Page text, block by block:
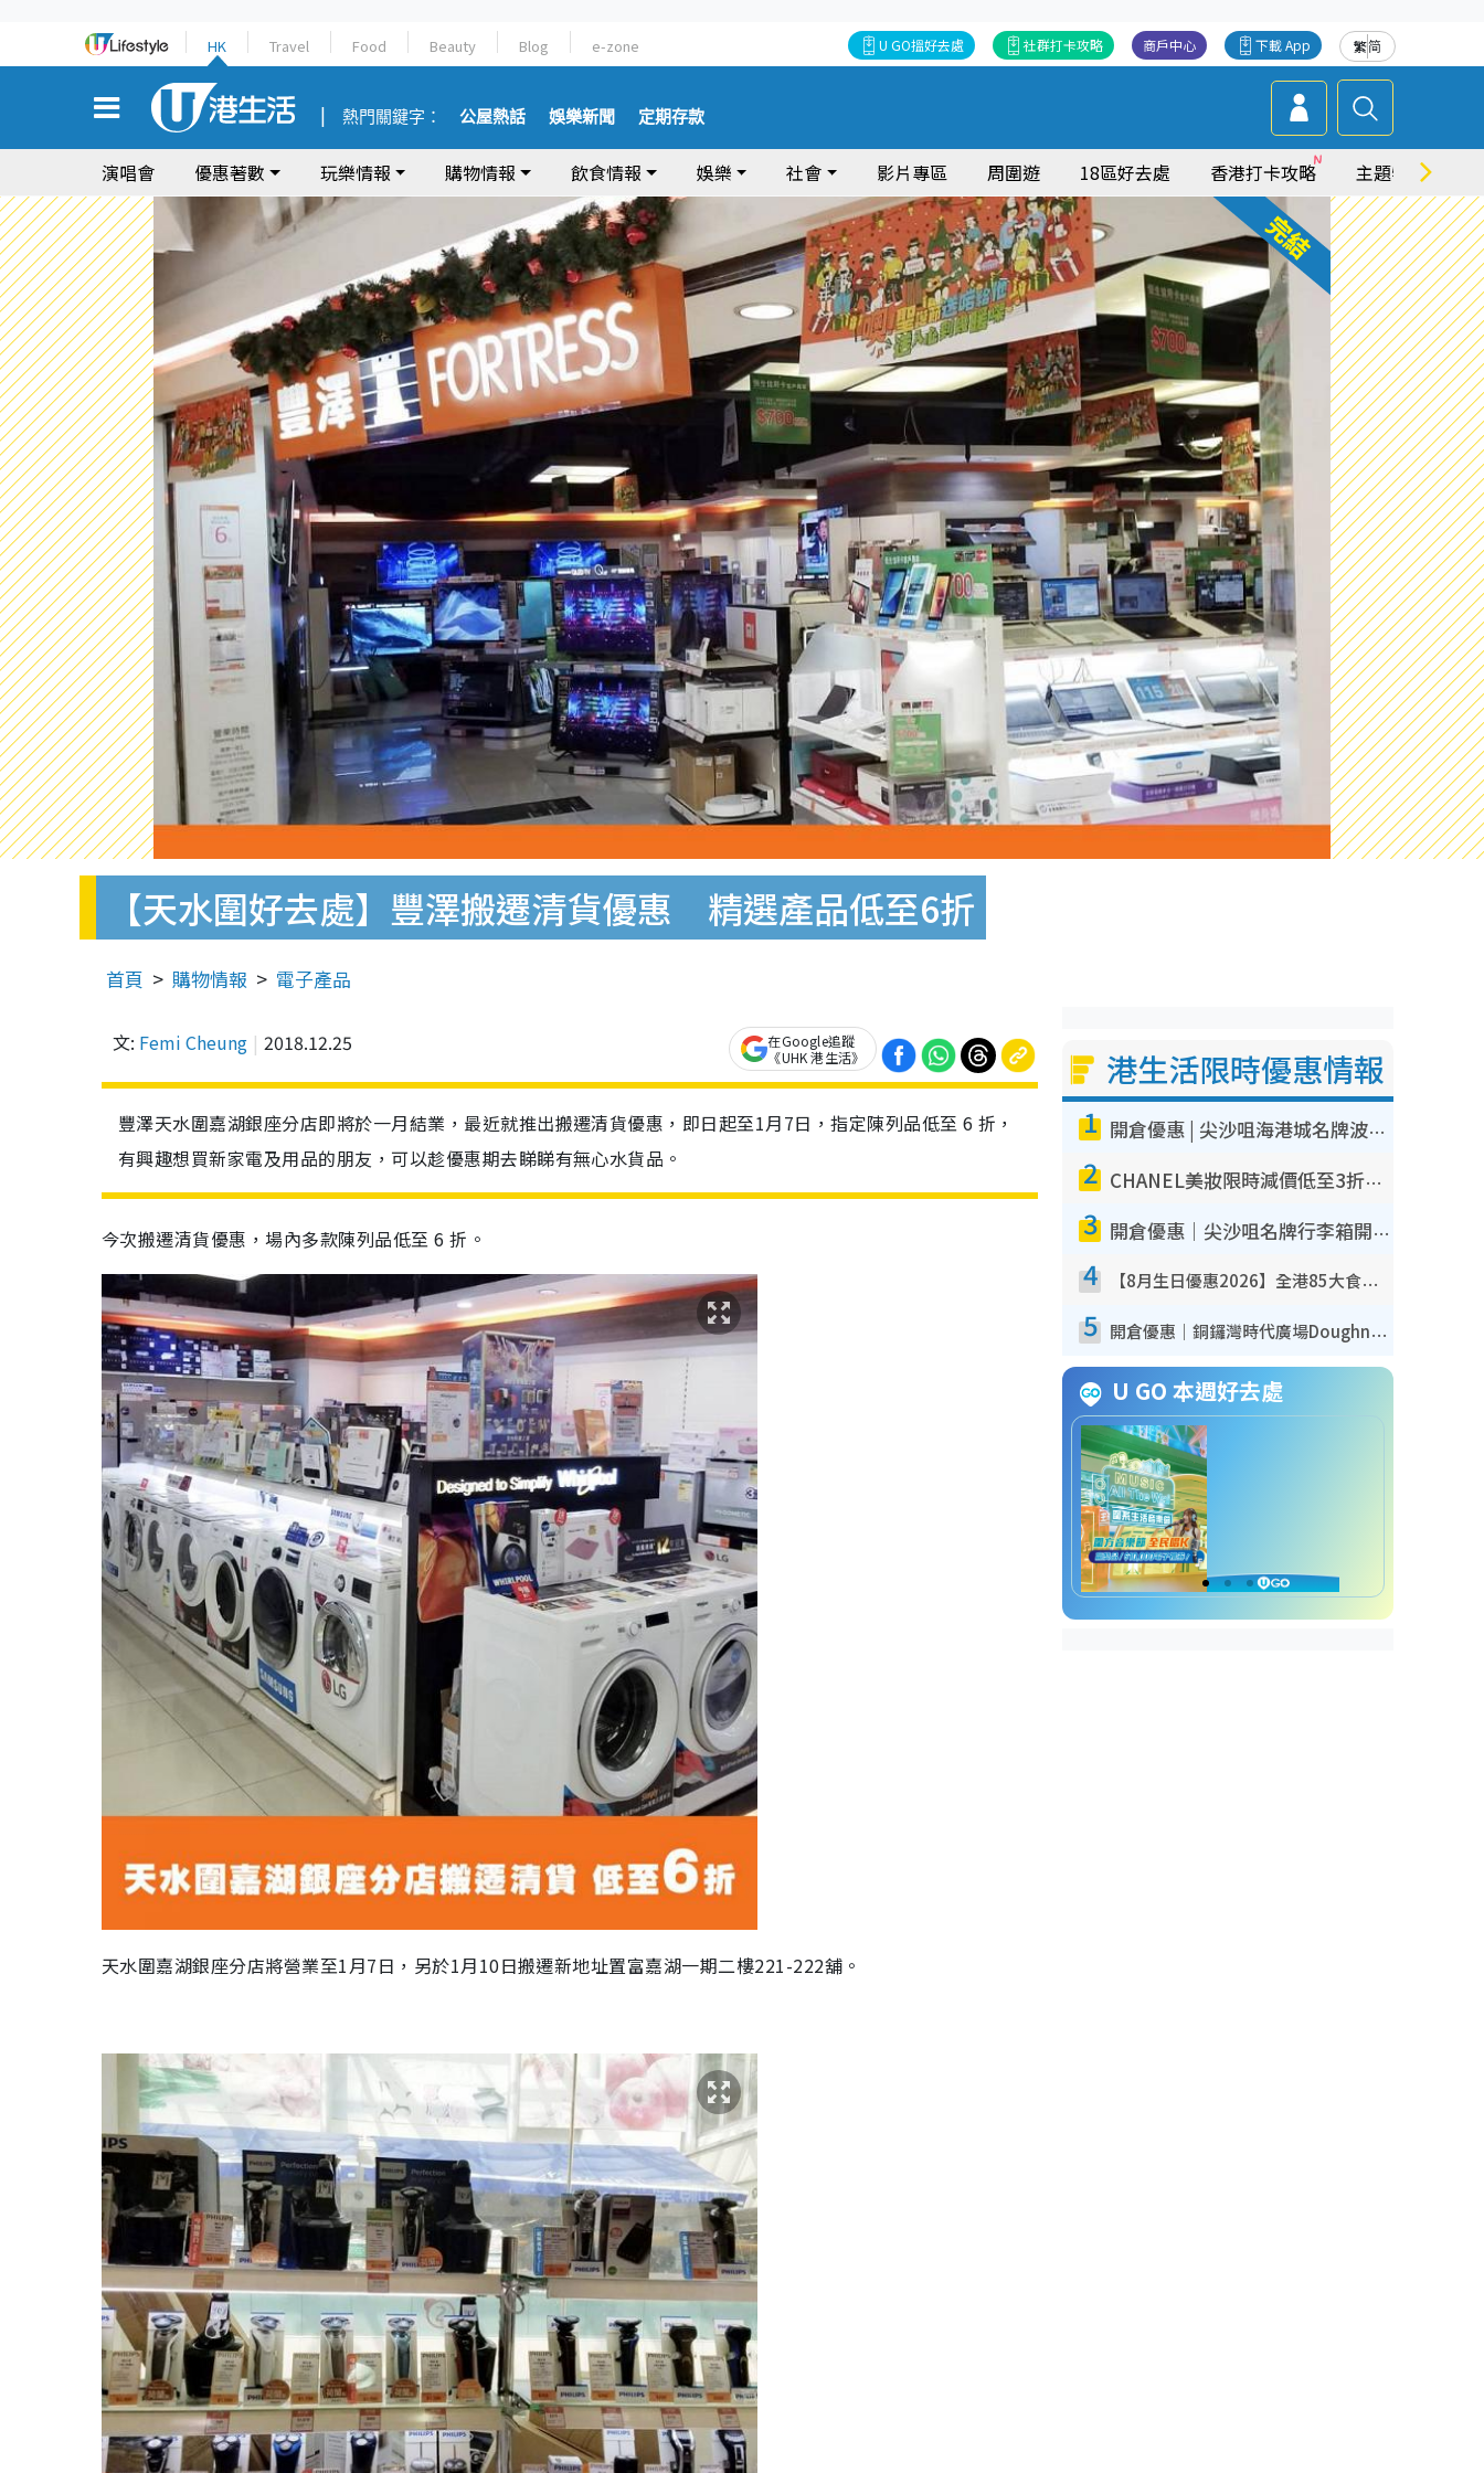
HK Travel Food Beauty Blog e-zone 繁简
下載 App
商戶中心
社群打卡攻略
U GO搵好去處
熱門關鍵字： 公屋熱話 娛樂新聞 定期存款
演唱會 優惠著數 玩樂情報 購物情報 飲食情報 娛樂 社會 影片專區 周圍遊 18區好去處 香港打卡攻略 主題特集
【天水圍好去處】豐澤搬遷清貨優惠 精選產品低至6折
首頁 購物情報 電子產品
文: Femi Cheung 2018.12.25
在Google追蹤
《UHK 港生活》
豐澤天水圍嘉湖銀座分店即將於一月結業，最近就推出搬遷清貨優惠，即日起至1月7日，指定陳列品低至 6 折，
有興趣想買新家電及用品的朋友，可以趁優惠期去睇睇有無心水貨品。
今次搬遷清貨優惠，場內多款陳列品低至 6折。
天水圍嘉湖銀座分店將營業至1月7日， 另於1月10日搬遷新地址置富嘉湖一期二樓221-222舖。
港生活限時優惠情報
1 開倉優惠 | 尖沙咀海港城名牌波鞋開倉低至1折！On鞋$899起／Joy&Peace鞋履$98起
2 CHANEL美妝限時減價低至3折！人氣粉底/唇膏/精華液低至$275！COCO香水都有平
3 開倉優惠｜尖沙咀名牌行李箱開倉低至4折！一連5日 American Tourister/ace./Hallmark $200起！
4 【8月生日優惠2026】全港85大食買玩著數攻略 自助餐/火鍋放題同行免費＋誠品/DONKI送現金券
5 開倉優惠｜銅鑼灣時代廣場Doughnut/Campo Marzio開倉低至1折！背囊、書包、手袋劈價$200起
U GO 本週好去處